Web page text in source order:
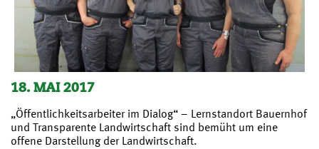
18. MAI 2017
„Öffentlichkeitsarbeiter im Dialog“ – Lernstandort Bauernhof
und Transparente Landwirtschaft sind bemüht um eine
offene Darstellung der Landwirtschaft.